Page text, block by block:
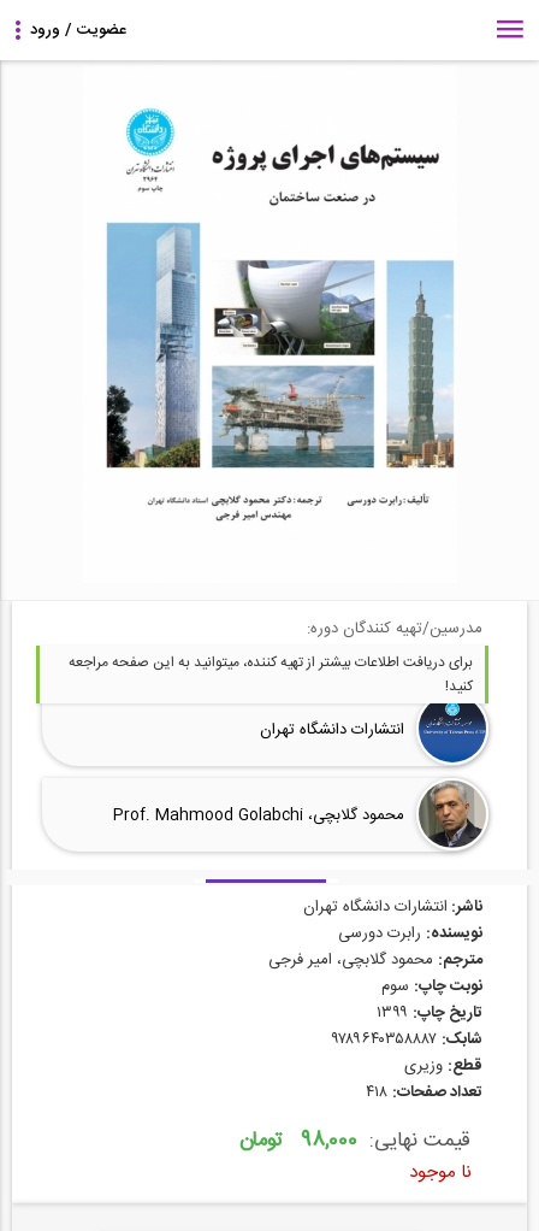
مدرسین/تهیه کنندگان دوره:
برای دریافت اطلاعات بیشتر از تهیه کننده، میتوانید به این صفحه مراجعه
کنید!
انتشارات دانشگاه تهران
محمود گلابچی، Prof. Mahmood Golabchi
ناشر: انتشارات دانشگاه تهران
نویسنده: رابرت دورسی
مترجم: محمود گلابچی، امیر فرجی
نوبت چاپ: سوم
تاریخ چاپ:
شابک:
قطع: وزیری
تعداد صفحات:
قیمت نهایی: 98,000 تومان
نا موجود